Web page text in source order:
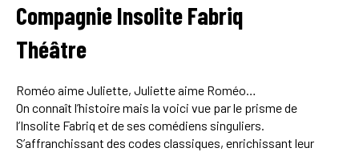
Compagnie Insolite Fabriq
Théâtre
Roméo aime Juliette, Juliette aime Roméo…
On connaît l’histoire mais la voici vue par le prisme de
l’Insolite Fabriq et de ses comédiens singuliers.
S’affranchissant des codes classiques, enrichissant leur